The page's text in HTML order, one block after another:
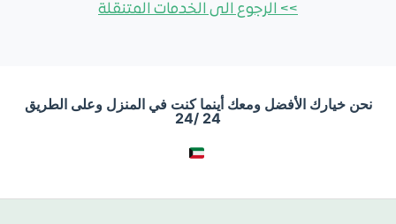
>> الرجوع الى الخدمات المتنقلة
نحن خيارك الأفضل ومعك أينما كنت في المنزل وعلى الطريق
24 /24